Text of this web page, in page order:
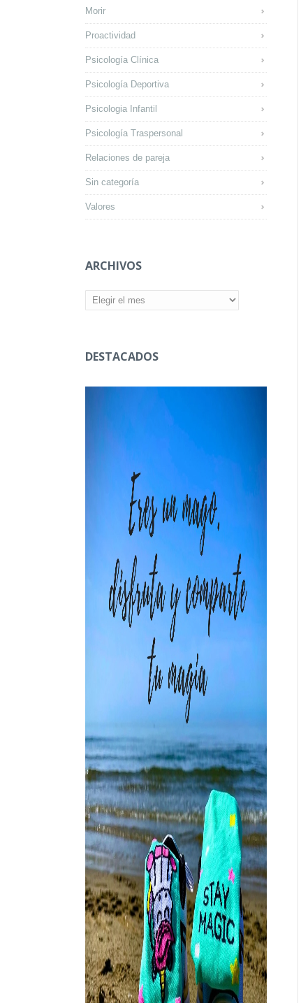
Morir
Proactividad
Psicología Clínica
Psicología Deportiva
Psicologia Infantil
Psicología Traspersonal
Relaciones de pareja
Sin categoría
Valores
ARCHIVOS
Archivos
DESTACADOS